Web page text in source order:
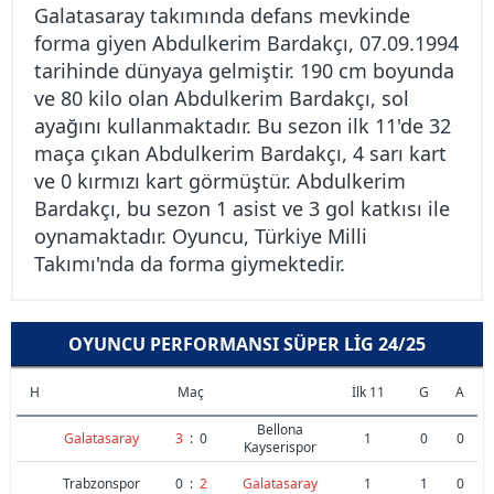
Galatasaray takımında defans mevkinde
forma giyen Abdulkerim Bardakçı, 07.09.1994
tarihinde dünyaya gelmiştir. 190 cm boyunda
ve 80 kilo olan Abdulkerim Bardakçı, sol
ayağını kullanmaktadır. Bu sezon ilk 11'de 32
maça çıkan Abdulkerim Bardakçı, 4 sarı kart
ve 0 kırmızı kart görmüştür. Abdulkerim
Bardakçı, bu sezon 1 asist ve 3 gol katkısı ile
oynamaktadır. Oyuncu, Türkiye Milli
Takımı'nda da forma giymektedir.
OYUNCU PERFORMANSI SÜPER LIG 24/25
H Maç İlk 11 G A
Galatasaray 3 : 0
Bellona
Kayserispor
1 0 0
Trabzonspor 0 : 2 Galatasaray 1 1 0